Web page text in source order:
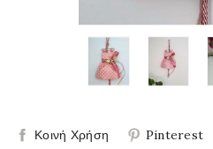
Κοινή Χρήση Pinterest